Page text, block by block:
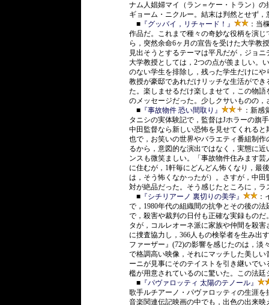
ナム人娼婦マイ（ラン＝ケー・トラン）
ギョーム・ニクルー。結末は判然とせず
■ 『グッバイ，リチャード！』
：当
作品だ。これまで種々の奇妙な役柄を演
ら，突然余命6ヶ月の宣告を受けた大学教
見出そうとするテーマは平凡だが，ジョ
大学教授としては，2つの点が羨ましい。
のない学生を排除し，残った学生だけに
教授が豪邸であれだけリッチな生活がで
た。楽しませるだけ楽しませて，この物
のメッセージだった。少しクサいものの
■ 『事故物件 恐い間取り』
：新
タニシの実体験記で，監督はJホラーの旗
中田監督なら新しい恐怖を見せてくれる
也で，お笑いの世界やバラエティ番組制
るから，意図的な演出ではなく，実態に
ンスも微笑ましい。「事故物件住みます
に住むが，1軒毎にどんどん怖くなり，最
は，そう怖くなかったが）。さすが，中
対が絶品だった。そう感じたところに，
■ 『シチリアーノ 裏切りの美学』
：
で，1980年代の組織間の抗争とその後の
で，殺害や裁判の日付も正確な実録もの
タが，コルレオーネ派に家族や仲間を殺
に捜査協力し，366人もの検挙者を生み出
ファーザー』(72)の影響を感じたのは，淡
で格調高い映像，それにマッチした美し
ーニが見事にそのテイストを引き継いで
檻が用意されているのに驚いた。この法
■ 『パヴァロッティ 太陽のテノール』
歌手ルチアーノ・パヴァロッティの生涯
音楽関連伝記映画の中でも，出色の出来